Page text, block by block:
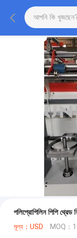
পলিপ্রোপিলিন পিপি
মূল্য：USD MOQ：1